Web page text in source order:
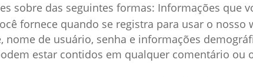
sobre das seguintes formas: Informações que
fornece quando se registra para usar o
nome de usuário, senha e informações
estar contidos em qualquer comentário ou